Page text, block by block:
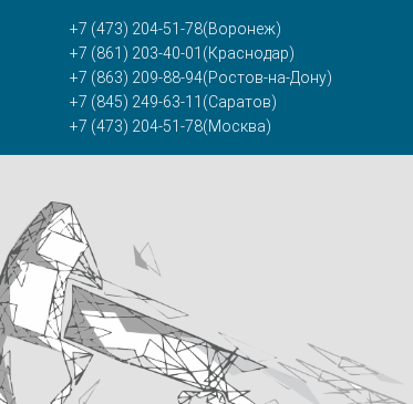
+7 (473) 204-51-78(Воронеж)
+7 (861) 203-40-01 (Краснодар)
+7 (863) 209-88-94(Ростов-на-Дону)
+7 (845) 249-63-11 (Саратов)
+7 (473) 204-51-78(Москва)